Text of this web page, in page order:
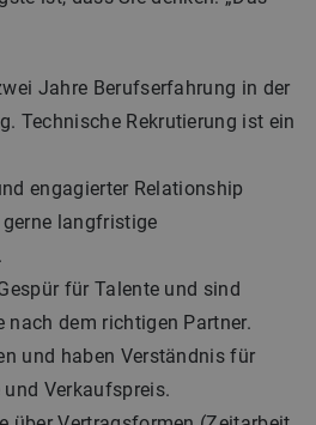
Jahre Berufserfahrung in der
Technische Rekrutierung ist ein
engagierter Relationship
langfristige
für Talente und sind
nach dem richtigen Partner.
und haben Verständnis für
Verkaufspreis.